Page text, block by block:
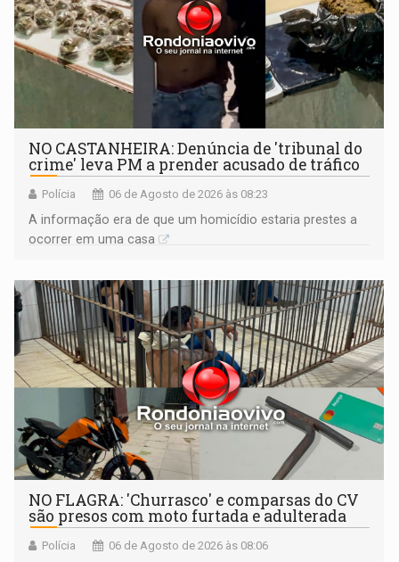
NO CASTANHEIRA: ​Denúncia de 'tribunal do
crime' leva PM a prender acusado de tráfico
Polícia 06 de Agosto de 2026 às 08:23
A informação era de que um homicídio estaria prestes a
ocorrer em uma casa
NO FLAGRA: 'Churrasco' e comparsas do CV
são presos com moto furtada e adulterada
Polícia 06 de Agosto de 2026 às 08:06